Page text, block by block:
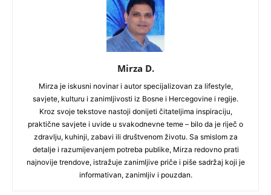
Mirza D.
Mirza je iskusni novinar i autor specijalizovan za lifestyle,
savjete, kulturu i zanimljivosti iz Bosne i Hercegovine i regije.
Kroz svoje tekstove nastoji donijeti čitateljima inspiraciju,
praktične savjete i uvide u svakodnevne teme – bilo da je riječ o
zdravlju, kuhinji, zabavi ili društvenom životu. Sa smislom za
detalje i razumijevanjem potreba publike, Mirza redovno prati
najnovije trendove, istražuje zanimljive priče i piše sadržaj koji je
informativan, zanimljiv i pouzdan.